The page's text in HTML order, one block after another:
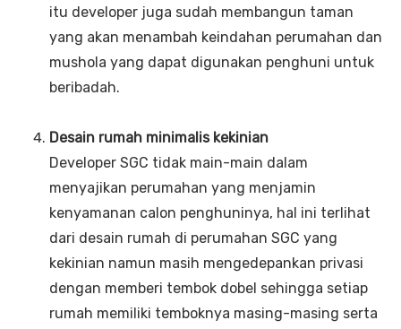
itu developer juga sudah membangun taman
yang akan menambah keindahan perumahan dan
mushola yang dapat digunakan penghuni untuk
beribadah.
Desain rumah minimalis kekinian
Developer SGC tidak main-main dalam
menyajikan perumahan yang menjamin
kenyamanan calon penghuninya, hal ini terlihat
dari desain rumah di perumahan SGC yang
kekinian namun masih mengedepankan privasi
dengan memberi tembok dobel sehingga setiap
rumah memiliki temboknya masing-masing serta